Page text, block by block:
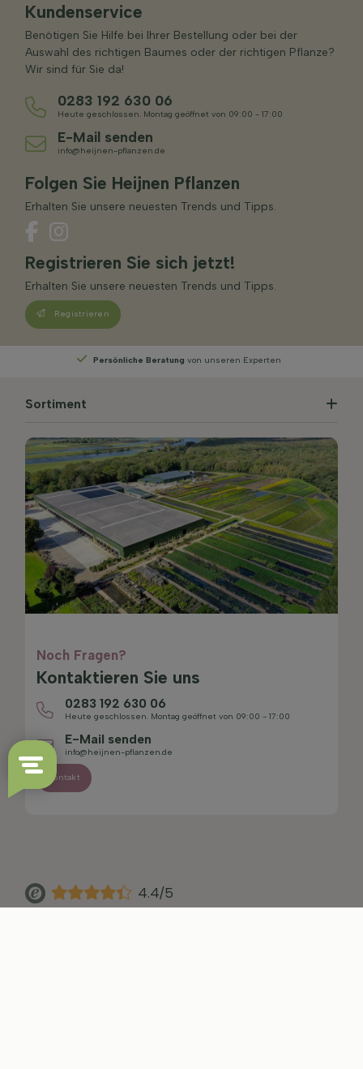
Kundenservice
Benötigen Sie Hilfe bei Ihrer Bestellung oder bei der
Auswahl des richtigen Baumes oder der richtigen Pflanze?
Wir sind für Sie da!
0283 192 630 06
Heute geschlossen. Montag geöffnet von 09:00 - 17:00
E-Mail senden
info@heijnen-pflanzen.de
Folgen Sie Heijnen Pflanzen
Erhalten Sie unsere neuesten Trends und Tipps.
Registrieren Sie sich jetzt!
Erhalten Sie unsere neuesten Trends und Tipps.
Registrieren
Persönliche Beratung von unseren Experten
Sortiment
Noch Fragen?
Kontaktieren Sie uns
0283 192 630 06
Heute geschlossen. Montag geöffnet von 09:00 - 17:00
E-Mail senden
info@heijnen-pflanzen.de
Kontakt
4.4/5